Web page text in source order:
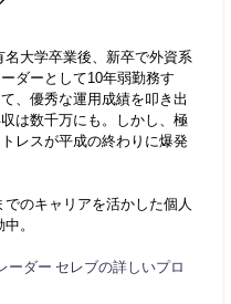
大学卒業後、新卒で外資系
ダーとして10年弱勤務す
、優秀な運用成績を叩き出
は数千万にも。しかし、極
レスが平成の終わりに爆発
のキャリアを活かした個人
。
ーダー セレブの詳しいプロ